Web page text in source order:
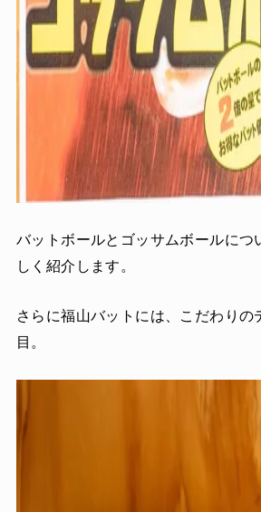
バットボールとゴッサムボールにつ
しく紹介します。
さらに福山バットには、こだわりの
目。